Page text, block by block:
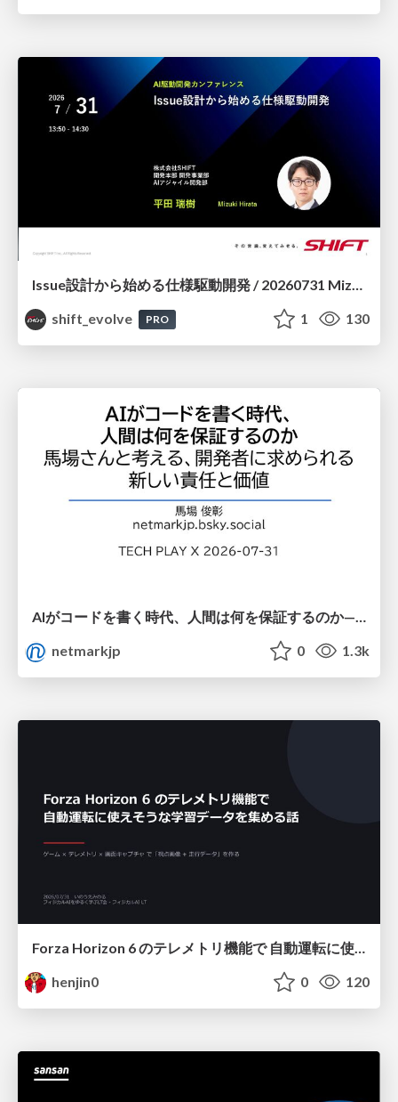
Issue設計から始める仕様駆動開発 / 20260731 Mizuki Hirata
shift_evolve
PRO 1 130
netmarkjp
0 1.3k
Forza Horizon 6 のテレメトリ機能で 自動運転に使えそうな学習データを集める話
henjin0
0 120